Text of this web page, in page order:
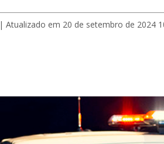
| Atualizado em 20 de setembro de 2024